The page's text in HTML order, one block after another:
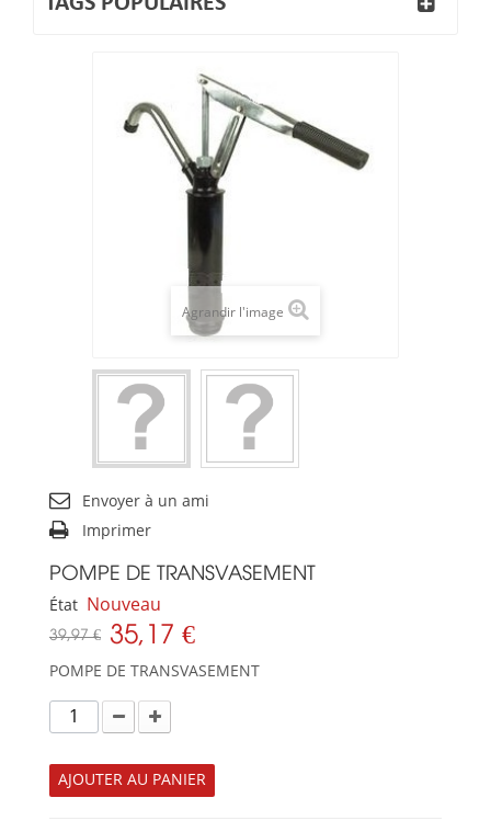
Agrandir l'image
Envoyer à un ami
Imprimer
POMPE DE TRANSVASEMENT
État Nouveau
39,97 € 35,17 €
POMPE DE TRANSVASEMENT
AJOUTER AU PANIER